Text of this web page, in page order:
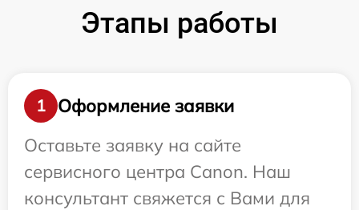
Этапы работы
1
Оформление заявки
Оставьте заявку на сайте
сервисного центра Canon. Наш
консультант свяжется с Вами для